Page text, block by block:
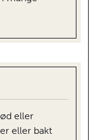
eller
eller bakt